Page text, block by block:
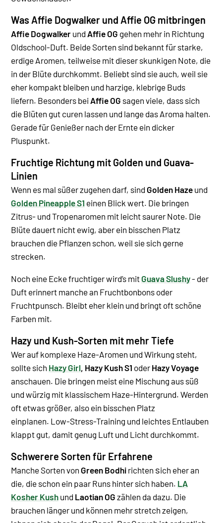
Was Affie Dogwalker und Affie OG mitbringen
Affie Dogwalker und Affie OG gehen mehr in Richtung
Oldschool-Duft. Beide Sorten sind bekannt für starke,
erdige Aromen, teilweise mit dieser skunkigen Note, die
in der Blüte durchkommt. Beliebt sind sie auch, weil sie
eher kompakt bleiben und harzige, klebrige Buds
liefern. Besonders bei Affie OG sagen viele, dass sich
die Blüten gut curen lassen und lange das Aroma halten.
Gerade für Genießer nach der Ernte ein dicker
Pluspunkt.
Fruchtige Richtung mit Golden und Guava-
Linien
Wenn es mal süßer zugehen darf, sind Golden Haze und
Golden Pineapple S1 einen Blick wert. Die bringen
Zitrus- und Tropenaromen mit leicht saurer Note. Die
Blüte dauert nicht ewig, aber ein bisschen Platz
brauchen die Pflanzen schon, weil sie sich gerne
strecken.
Noch eine Ecke fruchtiger wird’s mit Guava Slushy- der
Duft erinnert manche an Fruchtbonbons oder
Fruchtpunsch. Bleibt eher klein und bringt oft schöne
Farben mit.
Hazy und Kush-Sorten mit mehr Tiefe
Wer auf komplexe Haze-Aromen und Wirkung steht,
sollte sich Hazy Girl Hazy Kush S1 oder Hazy Voyage
anschauen. Die bringen meist eine Mischung aus süß
und würzig mit klassischem Haze-Hintergrund. Werden
oft etwas größer, also ein bisschen Platz
einplanen. Low-Stress-Training und leichtes Entlauben
klappt gut, damit genug Luft und Licht durchkommt.
Schwerere Sorten für Erfahrene
Manche Sorten von Green Bodhi richten sich eher an
die, die schon ein paar Runs hinter sich haben. LA
Kosher Kush und Laotian OG zählen da dazu. Die
brauchen länger und können mehr stretch zeigen,